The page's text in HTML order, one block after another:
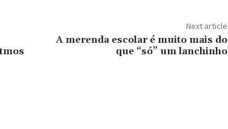
Next article
A merenda escolar é muito mais do
que “só” um lanchinho